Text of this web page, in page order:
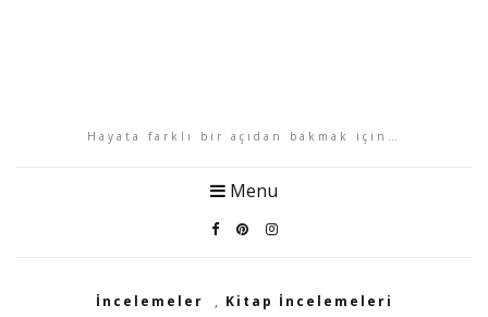
Hayata farklı bir açıdan bakmak için…
Menu
İncelemeler , Kitap İncelemeleri